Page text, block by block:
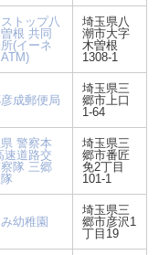
トップ八
根 共同
(イーネ
埼玉県八
潮市大字
木曽根
1308-1
成郵便局
埼玉県三
郷市上口
1-64
警察本
速道路交
隊 三郷
埼玉県三
郷市番匠
免2丁目
101-1
幼稚園
埼玉県三
郷市彦沢1
丁目19